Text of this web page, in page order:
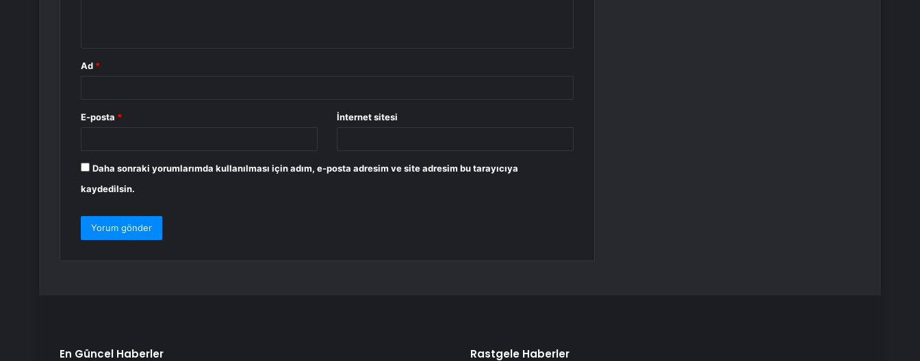
Ad *
E-posta * İnternet sitesi
Daha sonraki yorumlarımda kullanılması için adım, e-posta adresim ve site adresim bu tarayıcıya
kaydedilsin.
En Güncel Haberler Rastgele Haberler